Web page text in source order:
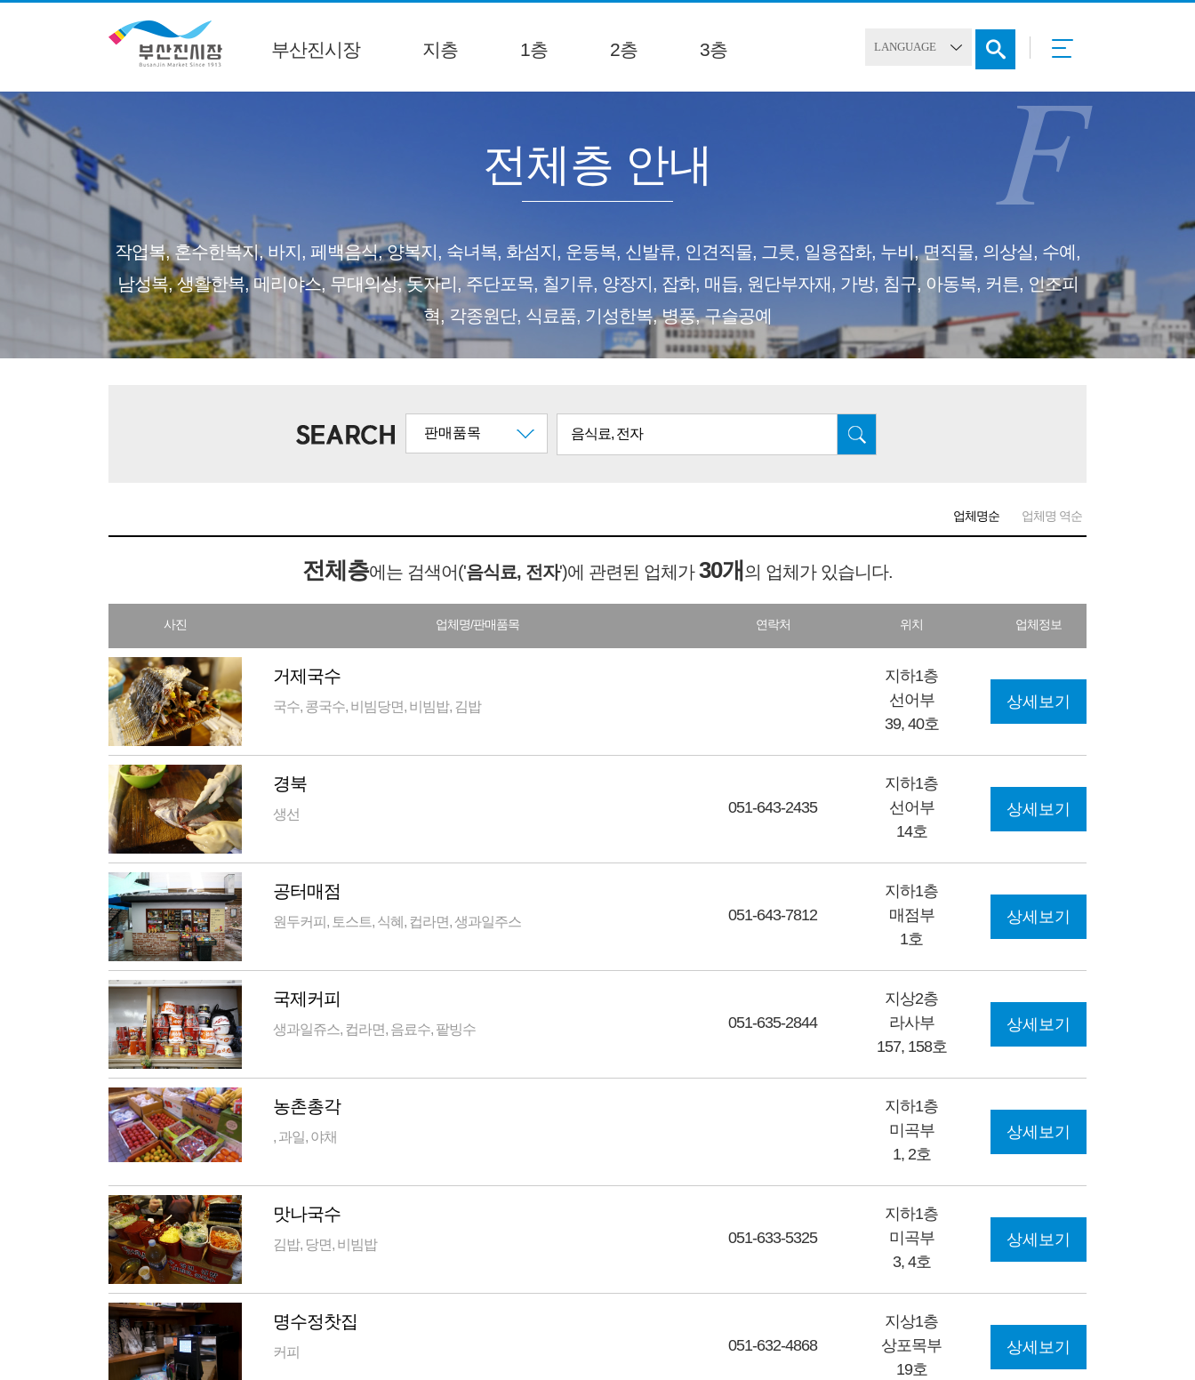
부산진시장 지층 1층 2층 3층 F
전체층 안내
작업복, 혼수한복지, 바지, 페백음식, 양복지, 숙녀복, 화섬지, 운동복, 신발류, 인견직물, 그릇, 일용잡화, 누비, 면직물, 의상실, 수예,
남성복, 생활한복, 메리야스, 무대의상, 돗자리, 주단포목, 칠기류, 양장지, 잡화, 매듭, 원단부자재, 가방, 침구, 아동복, 커튼, 인조피
혁, 각종원단, 식료품, 기성한복, 병풍, 구슬공예
업체명순 업체명 역순
전체층에는 검색어('음식료, 전자')에 관련된 업체가30개 의 업체가 있습니다.
사진 업체명/판매품목 연락처 위치 업체정보
거제국수
국수, 콩국수, 비빔당면, 비빔밥, 김밥
지하1층
선어부
39, 40호
상세보기
경북
생선 051-643-2435
지하1층
선어부
14호
상세보기
공터매점
원두커피, 토스트, 식혜, 컵라면, 생과일주스 051-643-7812
지하1층
매점부
1호
상세보기
국제커피
생과일쥬스, 컵라면, 음료수, 팥빙수 051-635-2844
지상2층
라사부
157, 158호
상세보기
농촌총각
, 과일, 야채
지하1층
미곡부
1, 2호
상세보기
맛나국수
김밥, 당면, 비빔밥 051-633-5325
지하1층
미곡부
3, 4호
상세보기
명수정찻집
커피 051-632-4868
지상1층
상포목부
19호
상세보기